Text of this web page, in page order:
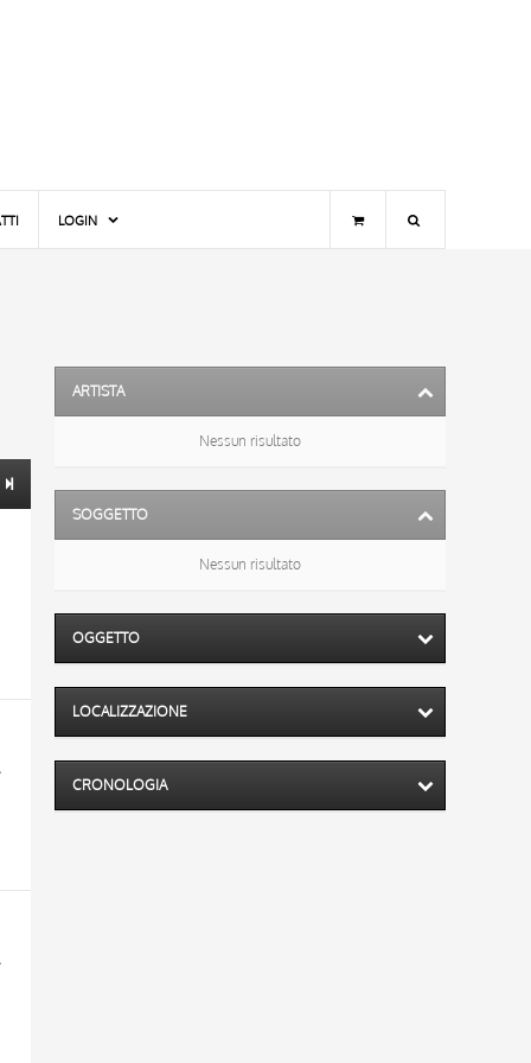
LOGIN
Medici
Medici
ARTISTA
Nessun risultato
SOGGETTO
Nessun risultato
OGGETTO
LOCALIZZAZIONE
CRONOLOGIA